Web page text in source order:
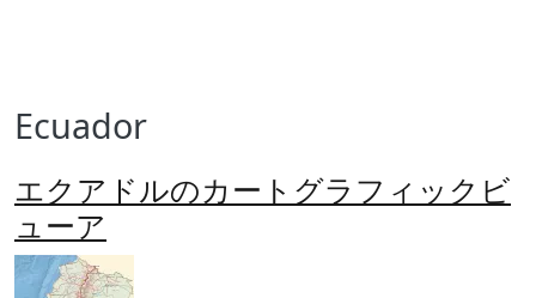
Ecuador
エクアドルのカートグラフィックビ
ューア
Imagen